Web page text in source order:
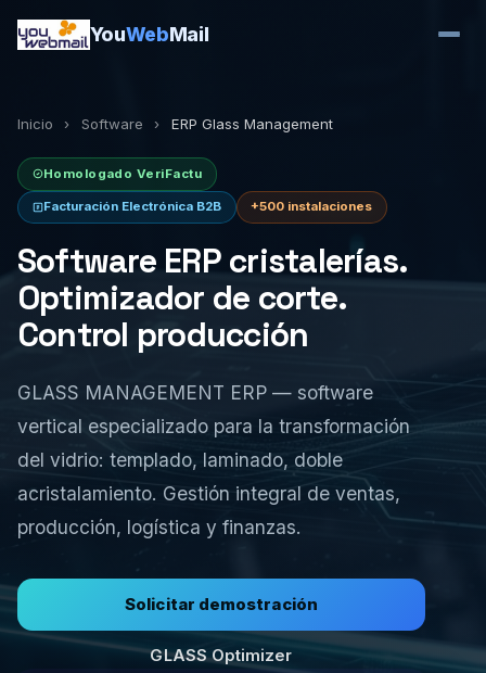
YouWebMail
Inicio › Software › ERP Glass Management
Homologado VeriFactu
Facturación Electrónica B2B +500 instalaciones
Software ERP cristalerías.
Optimizador de corte.
Control producción
GLASS MANAGEMENT ERP — software
vertical especializado para la transformación
del vidrio: templado, laminado, doble
acristalamiento. Gestión integral de ventas,
producción, logística y finanzas.
Solicitar demostración
GLASS Optimizer